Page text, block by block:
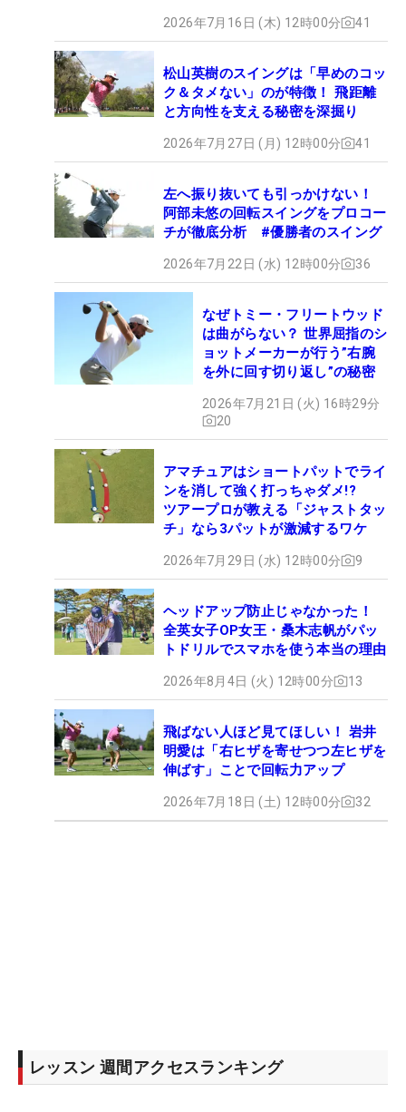
2026年7月16日 (木) 12時00分 41
松山英樹のスイングは「早めのコッ
ク＆タメない」のが特徴！ 飛距離
と方向性を支える秘密を深掘り
2026年7月27日 (月) 12時00分 41
左へ振り抜いても引っかけない！
阿部未悠の回転スイングをプロコー
チが徹底分析 #優勝者のスイング
2026年7月22日 (水) 12時00分 36
なぜトミー・フリートウッド
は曲がらない？ 世界屈指のシ
ョットメーカーが行う”右腕
を外に回す切り返し”の秘密
2026年7月21日 (火) 16時29分
20
アマチュアはショートパットでライ
ンを消して強く打っちゃダメ!?
ツアープロが教える「ジャストタッ
チ」なら3パットが激減するワケ
2026年7月29日 (水) 12時00分 9
ヘッドアップ防止じゃなかった！
全英女子OP女王・桑木志帆がパッ
トドリルでスマホを使う本当の理由
2026年8月4日 (火) 12時00分 13
飛ばない人ほど見てほしい！ 岩井
明愛は「右ヒザを寄せつつ左ヒザを
伸ばす」ことで回転力アップ
2026年7月18日 (土) 12時00分 32
レッスン 週間アクセスランキング